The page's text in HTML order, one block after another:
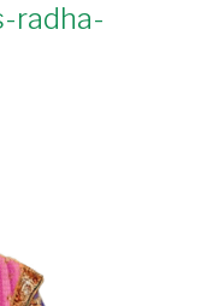
radha-